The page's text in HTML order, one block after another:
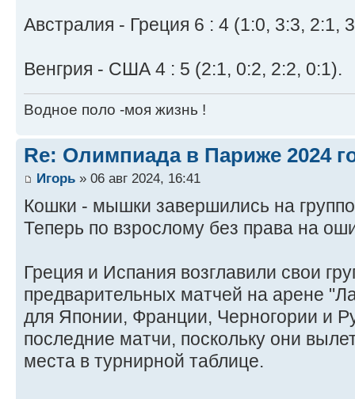
Австралия - Греция 6 : 4 (1:0, 3:3, 2:1,
Венгрия - США 4 : 5 (2:1, 0:2, 2:2, 0:1).
Водное поло -моя жизнь !
Re: Олимпиада в Париже 2024
Игорь » 06 авг 2024, 16:41
Кошки - мышки завершились на
Теперь по взрослому без права на
Греция и Испания возглавили свои
предварительных матчей на арене
для Японии, Франции, Черногории и
последние матчи, поскольку они
места в турнирной таблице.